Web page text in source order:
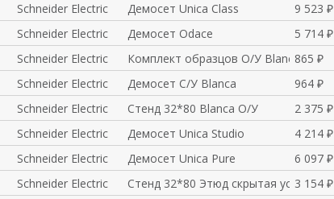
Schneider Electric Демосет Unica Class 9 523 ₽
Schneider Electric Демосет Odace 5 714 ₽
Schneider Electric Комплект образцов O/У Blanca865 ₽
Schneider Electric Демосет C/У Blanca 964 ₽
Schneider Electric Стенд 32*80 Blanca О/У 2 375 ₽
Schneider Electric Демосет Unica Studio 4 214 ₽
Schneider Electric Демосет Unica Pure 6 097 ₽
Schneider Electric Стенд 32*80 Этюд скрытая устан3 154 ₽